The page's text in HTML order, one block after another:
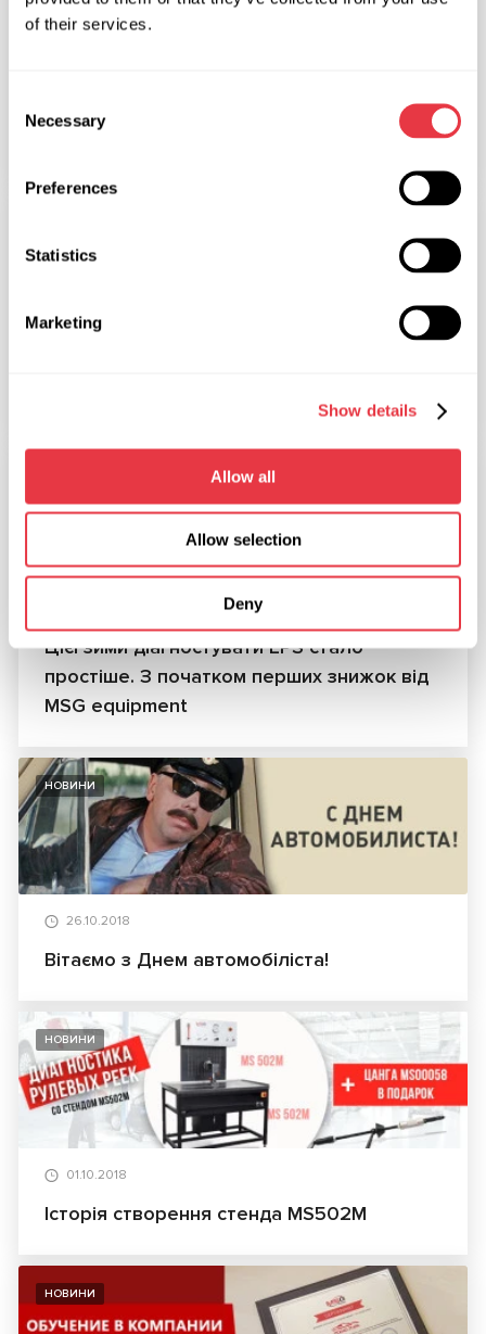
of their services.
Selection
Necessary
Preferences
Statistics
Marketing
Show details
Allow all
Allow selection
Deny
Вітаємо з Міжнародним жіночим днем - 8
Березня!
Цієї зими діагностувати EPS стало
простіше. З початком перших знижок від
MSG equipment
НОВИНИ
26.10.2018
Вітаємо з Днем автомобіліста!
НОВИНИ
01.10.2018
Історія створення стенда MS502М
НОВИНИ